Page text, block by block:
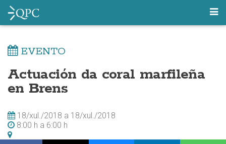
EVENTO
Actuación da coral marfileña
en Brens
18/xul./2018 a 18/xul./2018
8:00 h a 6:00 h